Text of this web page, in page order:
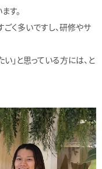
す。
く多いですし、研修やサ
」と思っている方には、と